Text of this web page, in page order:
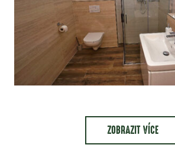
ZOBRAZIT VÍCE